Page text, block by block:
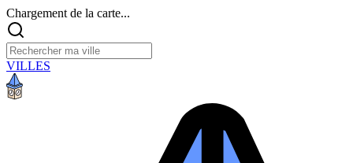
Chargement de la carte...
VILLES